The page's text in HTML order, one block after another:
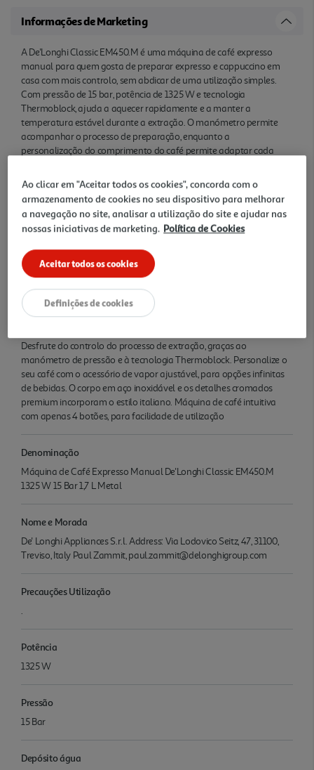
Informações de Marketing
A De'Longhi Classic EM450.M é uma máquina de café expresso
manual para quem gosta de preparar expresso e cappuccino em
casa com mais controlo, sem abdicar de uma utilização simples.
Com pressão de 15 bar, potência de 1325 W e tecnologia
Thermoblock, ajuda a aquecer rapidamente e a manter a
temperatura estável durante a extração. O manómetro permite
acompanhar o processo de preparação, enquanto a
personalização do comprimento do café permite adaptar cada
ajustável dá flexibilidade para vaporizar leite ou criar espuma
cremosa, ideal para bebidas com leite no dia a dia. Compatível com
café moído e pastilhas E.S.E., conta com depósito de água de 1.7 l,
indicador de nível de água e bandeja recolhe-gotas removível. O
corpo em aço inoxidável com detalhes cromados e o painel com 4
botões completam uma solução prática, intuitiva e elegante para
integrar na cozinha.
Características
Desfrute do controlo do processo de extração, graças ao
manómetro de pressão e à tecnologia Thermoblock. Personalize o
seu café com o acessório de vapor ajustável, para opções infinitas
de bebidas. O corpo em aço inoxidável e os detalhes cromados
premium incorporam o estilo italiano. Máquina de café intuitiva
com apenas 4 botões, para facilidade de utilização
Denominação
Máquina de Café Expresso Manual De'Longhi Classic EM450.M
1325 W 15 Bar 1,7 L Metal
Nome e Morada
De' Longhi Appliances S.r.l. Address: Via Lodovico Seitz, 47, 31100,
Treviso, Italy Paul Zammit, paul.zammit@delonghigroup.com
Precauções Utilização
.
Potência
1325 W
Pressão
15 Bar
Depósito água
Ao clicar em "Aceitar todos os cookies", concorda com o
armazenamento de cookies no seu dispositivo para melhorar
a navegação no site, analisar a utilização do site e ajudar nas
nossas iniciativas de marketing. Política de Cookies
Aceitar todos os cookies
Definições de cookies